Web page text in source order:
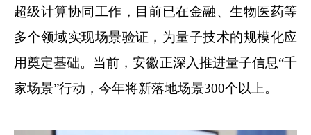
超级计算协同工作，目前已在金融、生物医药等
多个领域实现场景验证，为量子技术的规模化应
用奠定基础。当前，安徽正深入推进量子信息“千
家场景”行动，今年将新落地场景300个以上。